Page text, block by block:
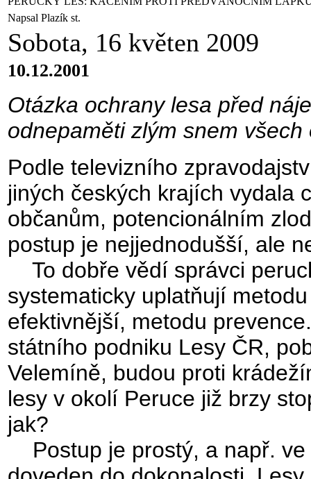
Napsal Plazík st.
Sobota, 16 květen 2009
10.12.2001
Otázka ochrany lesa před
odnepaměti zlým snem
Podle televizního
jiných českých krajích vydala
občanům, potencionálním
postup je nejjednodušší, ale
To dobře vědí správci
systematicky uplatňují
efektivnější, metodu
státního podniku Lesy ČR,
Velemíně, budou proti
lesy v okolí Peruce již brzy
jak?
Postup je prostý, a např. ve